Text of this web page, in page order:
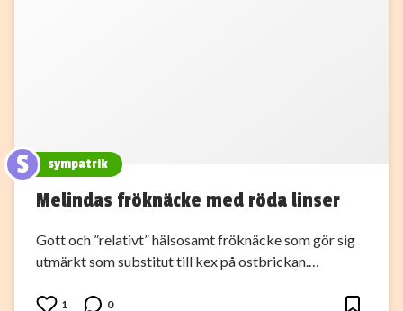
S sympatrik
Melindas fröknäcke med röda linser
Gott och ”relativt” hälsosamt fröknäcke som gör sig
utmärkt som substitut till kex på ostbrickan.…
1 0